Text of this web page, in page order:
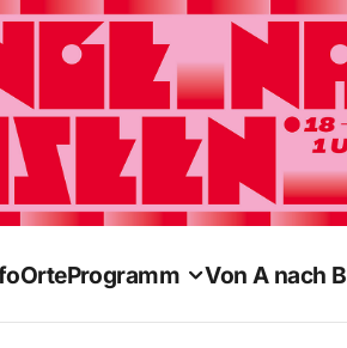
OrteProgramm Von A nach B